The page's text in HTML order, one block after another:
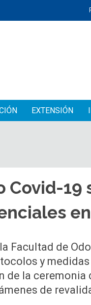
EXTENSIÓN
Covid-19
en
Facultad de
y
la ceremonia
de